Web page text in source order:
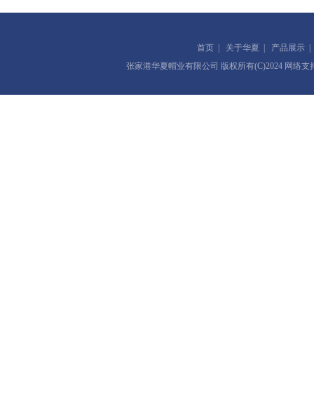
首页 关于华夏 产品展示
张家港华夏帽业有限公司 版权所有(C)2024 网络支